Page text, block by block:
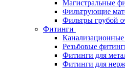
Магистральные
Фильтрующие
Фильтры грубой
Фитинги
Резьбовые
Фитинги для
Фитинги для